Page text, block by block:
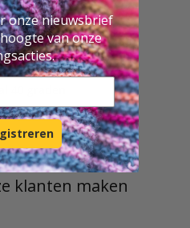
20% polyamide
40 nld = 10cm x 10cm
m
46: 1 bol
40 graden
klanten maken
onze nieuwsbrief
van onze